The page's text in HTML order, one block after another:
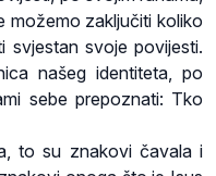
možemo zaključiti koliko
svoje povijesti.
našeg identiteta, po
sebe prepoznati: Tko
to su znakovi čavala i